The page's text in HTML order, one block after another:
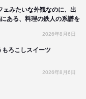
ェみたいな外観なのに、出
ある、料理の鉄人の系譜を
2026年8月6日
ろこしスイーツ
2026年8月6日